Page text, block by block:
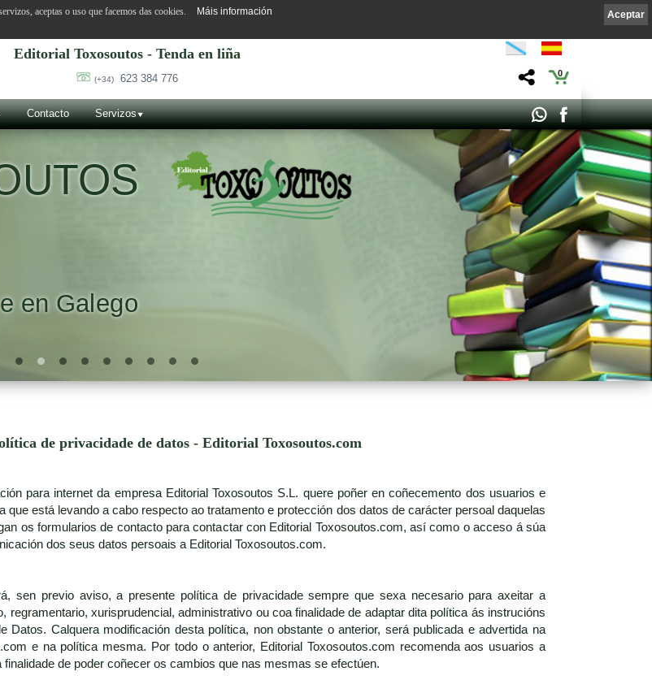
Editorial Toxosoutos - Tenda en liña
(+34) 623 384 776 0
Contacto Servizos
en Galego
de privacidade de datos - Editorial Toxosoutos.com
para internet da empresa Editorial Toxosoutos S.L. quere poñer en coñecemento dos usuarios e
que está levando a cabo respecto ao tratamento e protección dos datos de carácter persoal daquelas
os formularios de contacto para contactar con Editorial Toxosoutos.com, así como o acceso á súa
dos seus datos persoais a Editorial Toxosoutos.com.
sen previo aviso, a presente política de privacidade sempre que sexa necesario para axeitar a
regramentario, xurisprudencial, administrativo ou coa finalidade de adaptar dita política ás instrucións
Datos. Calquera modificación desta política, non obstante o anterior, será publicada e advertida na
e na política mesma. Por todo o anterior, Editorial Toxosoutos.com recomenda aos usuarios a
de poder coñecer os cambios que nas mesmas se efectúen.
Aceptar
aceptas o uso que facemos das cookies. Máis información